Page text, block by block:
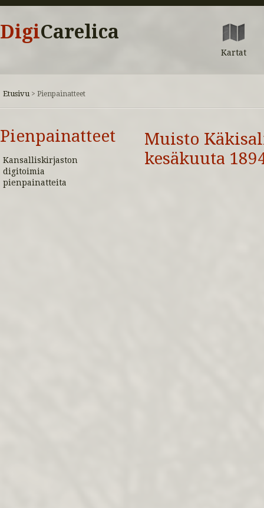
DigiCarelica
Kartat
Etusivu > Pienpainatteet
Pienpainatteet
Kansalliskirjaston
digitoimia
pienpainatteita
Muisto
kesäkuuta